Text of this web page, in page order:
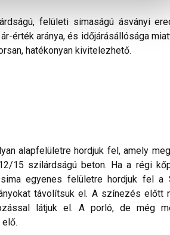
felületi simaságú ásványi
aránya, és időjárásállósága
hatékonyan kivitelezhető.
alapfelületre hordjuk fel, amely
15 szilárdságú beton. Ha a régi
egyenes felületre hordjuk fel a
távolítsuk el. A színezés előtt
látjuk el. A porló, de még